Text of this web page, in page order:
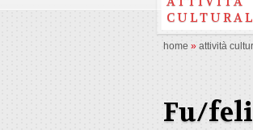
home » attività
Fu/